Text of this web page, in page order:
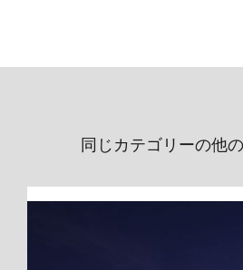
同じカテゴリーの他